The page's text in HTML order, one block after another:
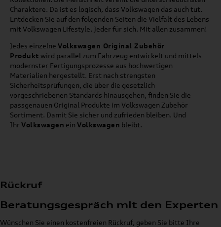
Charaktere. Da ist es logisch, dass Volkswagen das auch tut.
Entdecken Sie auf den folgenden Seiten die Vielfalt des Lebens
mit Volkswagen Lifestyle. Jeder für sich. Mit allen zusammen!
Jedes einzelne Volkswagen Original Zubehör
Produkt wird parallel zum Fahrzeug entwickelt und mittels
modernster Fertigungsprozesse aus hochwertigen
Materialien hergestellt. Erst nach strengsten
Sicherheitsprüfungen, die über die gesetzlich
vorgeschriebenen Standards hinausgehen, finden Sie die
passgenauen Original Produkte im Volkswagen Zubehör
Sortiment. Damit Sie sicher und zufrieden bleiben. Und
Ihr Volkswagen ein Volkswagen bleibt.
Rückruf
Beratungsgespräch mit den Experten
Wünschen Sie einen kostenfreien Rückruf, geben Sie bitte Ihre